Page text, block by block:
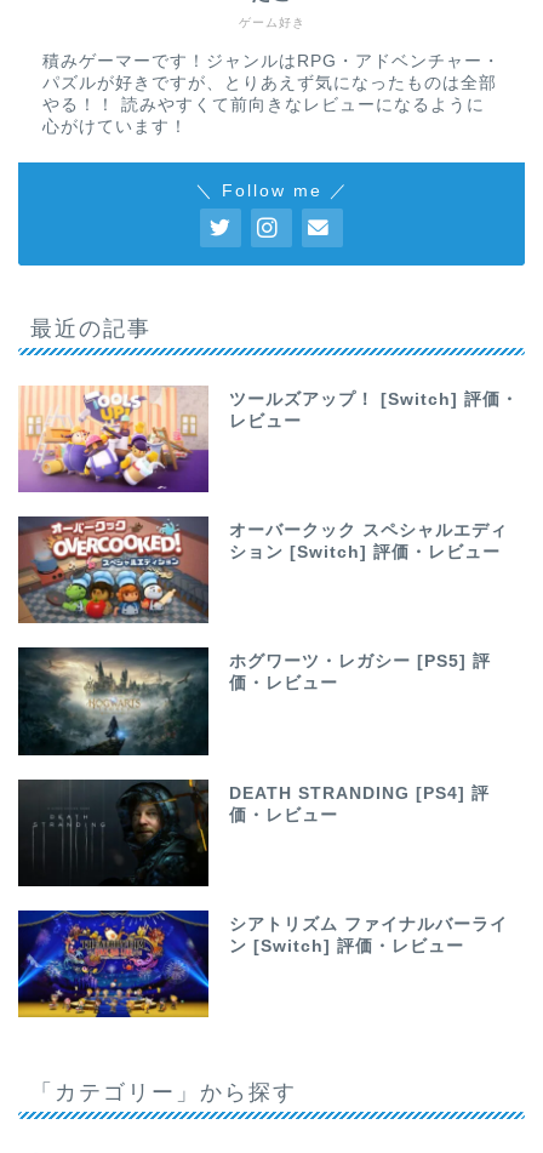
ゲーム好き
積みゲーマーです！ジャンルはRPG・アドベンチャー・
パズルが好きですが、とりあえず気になったものは全部
やる！！ 読みやすくて前向きなレビューになるように
心がけています！
＼ Follow me ／
最近の記事
ツールズアップ！ [Switch] 評価・
レビュー
オーバークック スペシャルエディ
ション [Switch] 評価・レビュー
ホグワーツ・レガシー [PS5] 評
価・レビュー
DEATH STRANDING [PS4] 評
価・レビュー
シアトリズム ファイナルバーライ
ン [Switch] 評価・レビュー
「カテゴリー」から探す